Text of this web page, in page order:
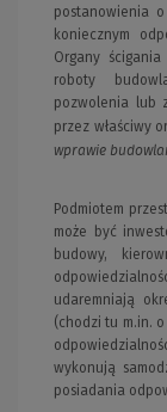
postanowienia
koniecznym
Organy
roboty
pozwolenia lub
przez właściwy
wprawie
Podmiotem
może być
budowy,
udaremniają
(chodzi tu m.in.
wykonują
posiadania